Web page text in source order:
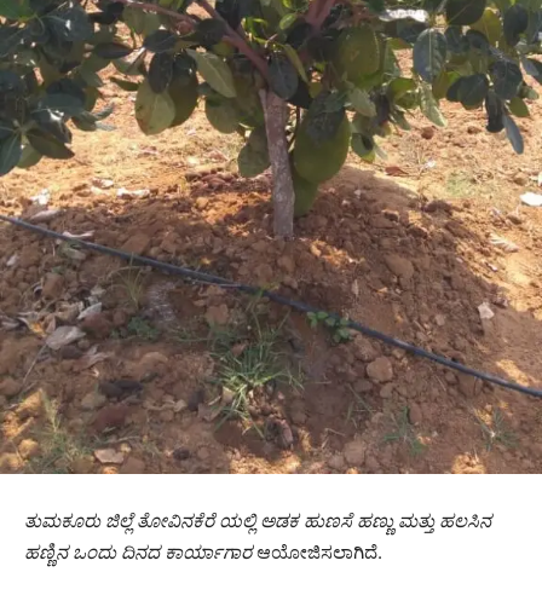
ತುಮಕೂರು ಜಿಲ್ಲೆ ತೋವಿನಕೆರೆ ಯಲ್ಲಿ ಅಡಕ ಹುಣಸೆ ಹಣ್ಣು ಮತ್ತು ಹಲಸಿನ
ಹಣ್ಣಿನ ಒಂದು ದಿನದ ಕಾರ್ಯಾಗಾರಆಯೋಜಿಸಲಾಗಿದೆ.